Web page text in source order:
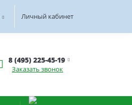
Личный кабинет
8 (495) 225-45-19
Заказать звонок